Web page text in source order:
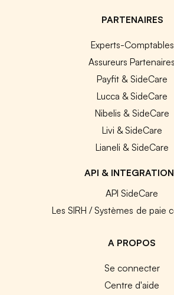
PARTENAIRES
Experts-Comptables
Assureurs Partenaires
Payfit & SideCare
Lucca & SideCare
Nibelis & SideCare
Livi & SideCare
Lianeli & SideCare
API &
API SideCare
Les SIRH / Systèmes de paie
A PROPOS
Se connecter
Centre d'aide